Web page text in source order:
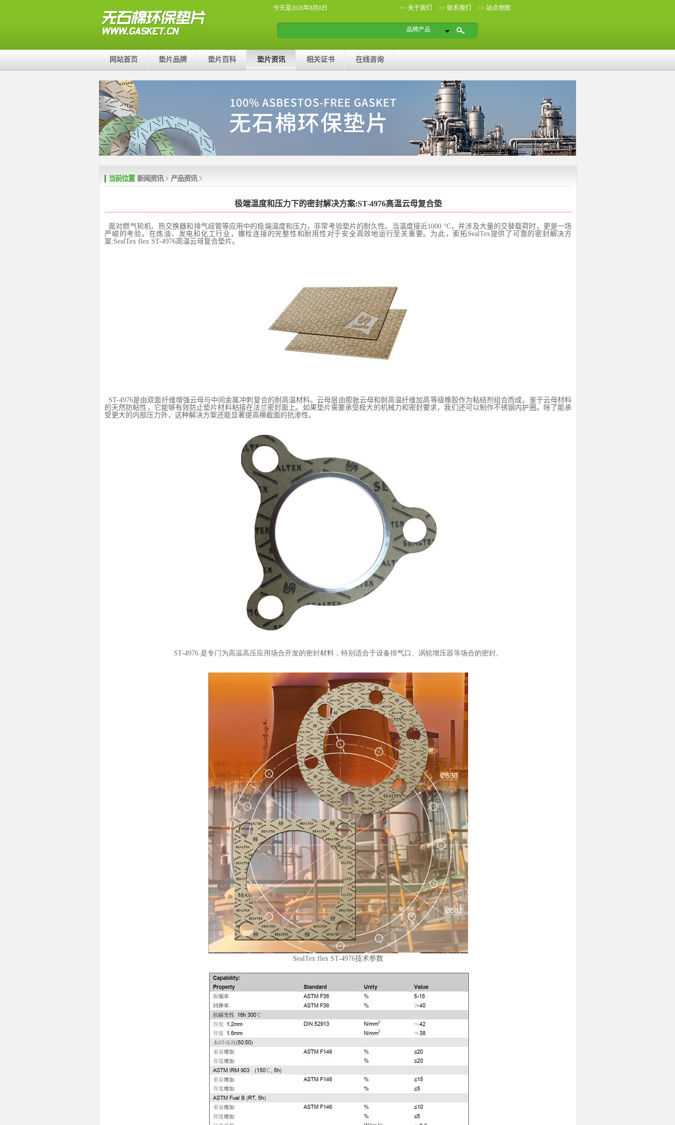
今天是2026年8月8日 >> 关于我们 >> 联系我们 >> 站点地图
品牌产品
网站首页 垫片品牌 垫片百科 垫片资讯 相关证书 在线咨询
当前位置 新闻资讯 产品资讯
极端温度和压力下的密封解决方案:ST-4976高温云母复合垫
面对燃气轮机、热交换器和排气歧管等应用中的极端温度和压力，非常考验垫片的耐久性。当温度接近1000 °C，并涉及大量的交替载荷时，更是一场
严峻的考验。在炼油、发电和化工行业，螺栓连接的完整性和耐用性对于安全高效地运行至关重要。为此，索拓 SealTex提供了可靠的密封解决方
案:SealTex flex ST-4976高温云母复合垫片。
ST-4976是由双面纤维增强云母与中间金属冲刺复合的耐高温材料。云母层由膨胀云母和耐高温纤维加高等级橡胶作为粘结剂组合而成。鉴于云母材料
的天然防粘性，它能够有效防止垫片材料粘接在法兰密封面上。如果垫片需要承受极大的机械力和密封要求，我们还可以制作不锈钢内护圈。除了能承
受更大的内部压力外，这种解决方案还能显著提高横截面的抗渗性。
ST-4976 是专门为高温高压应用场合开发的密封材料，特别适合于设备排气口、涡轮增压器等场合的密封。
SealTex flex ST-4976技术参数